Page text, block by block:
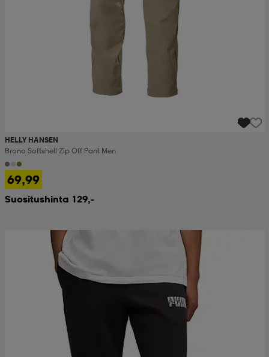
HELLY HANSEN
Brono Softshell Zip Off Pant Men
69,99
Suositushinta 129,-